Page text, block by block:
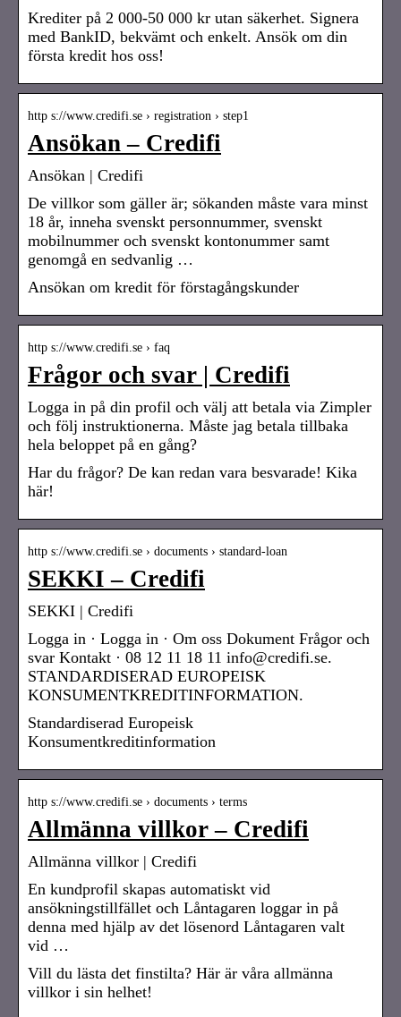
Krediter på 2 000-50 000 kr utan säkerhet. Signera
med BankID, bekvämt och enkelt. Ansök om din
första kredit hos oss!
http s://www.credifi.se › registration › step1
Ansökan – Credifi
Ansökan | Credifi
De villkor som gäller är; sökanden måste vara minst
18 år, inneha svenskt personnummer, svenskt
mobilnummer och svenskt kontonummer samt
genomgå en sedvanlig …
Ansökan om kredit för förstagångskunder
http s://www.credifi.se › faq
Frågor och svar | Credifi
Logga in på din profil och välj att betala via Zimpler
och följ instruktionerna. Måste jag betala tillbaka
hela beloppet på en gång?
Har du frågor? De kan redan vara besvarade! Kika
här!
http s://www.credifi.se › documents › standard-loan
SEKKI – Credifi
SEKKI | Credifi
Logga in · Logga in · Om oss Dokument Frågor och
svar Kontakt · 08 12 11 18 11 info@credifi.se.
STANDARDISERAD EUROPEISK
KONSUMENTKREDITINFORMATION.
Standardiserad Europeisk
Konsumentkreditinformation
http s://www.credifi.se › documents › terms
Allmänna villkor – Credifi
Allmänna villkor | Credifi
En kundprofil skapas automatiskt vid
ansökningstillfället och Låntagaren loggar in på
denna med hjälp av det lösenord Låntagaren valt
vid …
Vill du lästa det finstilta? Här är våra allmänna
villkor i sin helhet!